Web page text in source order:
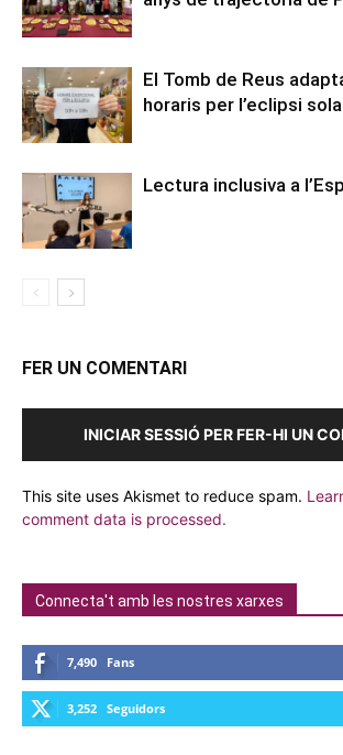
El Tomb de Reus
horaris per l’eclipsi
Lectura inclusiva a
FER UN COMENTARI
INICIAR SESSIÓ PER FER-HI UN
This site uses Akismet to reduce spam.
comment data is processed.
Connecta't amb les nostres xarxes
7,490 Fans
3,252 Seguidors